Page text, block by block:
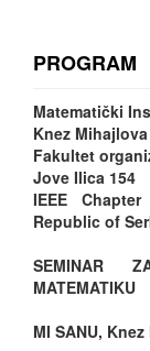
PROGRAM
Matematički
Knez
Fakultet
Jove Ilica 154
IEEE
Republic of
SEMINAR
MATEMATIKU
MI SANU,